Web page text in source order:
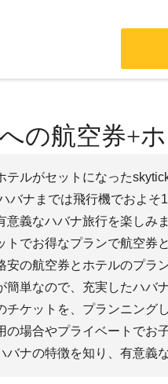
の航空券+
テルがセットになった
バナまでは飛行機でおよ
意義なハバナ旅行を楽しみ
トでお得なプランで航空券
安の航空券とホテルのプラ
簡単なので、充実したハバ
チケットを、プランニング
の場合やプライベートでお
バナの特徴を知り、有意義